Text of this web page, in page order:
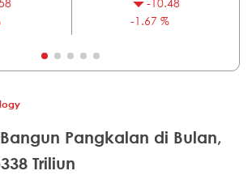
-1.67 %
Pangkalan di Bulan,
Triliun